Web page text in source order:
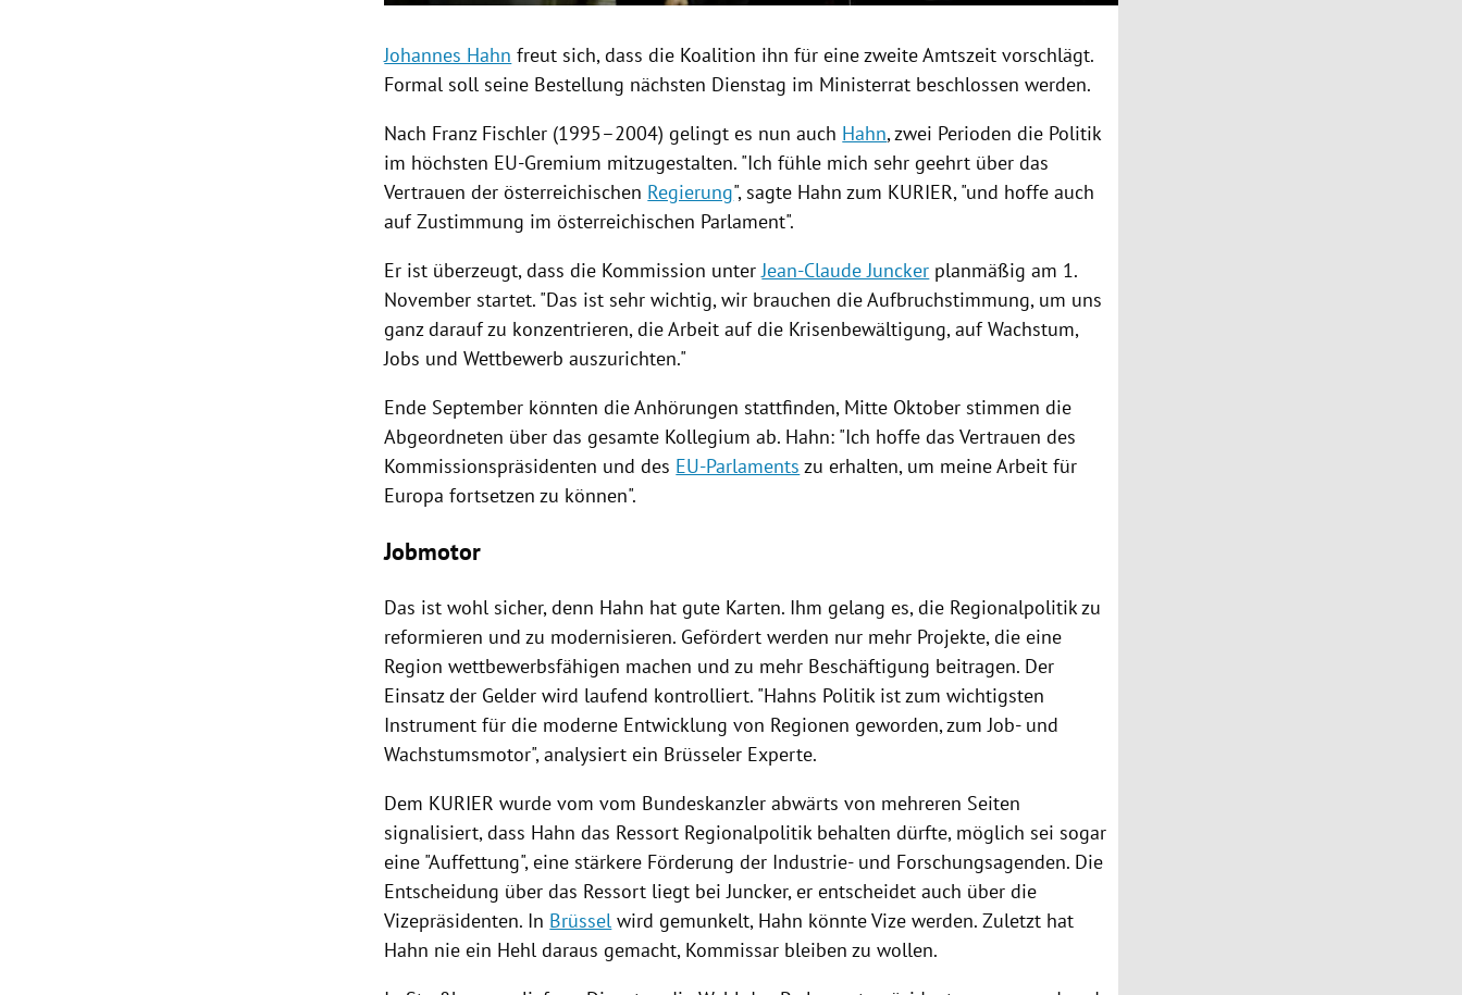
Johannes Hahn freut sich, dass die Koalition ihn für eine zweite Amtszeit vorschlägt.
Formal soll seine Bestellung nächsten Dienstag im Ministerrat beschlossen werden.
Nach Franz Fischler (1995–2004) gelingt es nun auch Hahn, zwei Perioden die Politik
im höchsten EU-Gremium mitzugestalten. "Ich fühle mich sehr geehrt über das
Vertrauen der österreichischen Regierung", sagte Hahn zum KURIER, "und hoffe auch
auf Zustimmung im österreichischen Parlament".
Er ist überzeugt, dass die Kommission unterJean-Claude Juncker planmäßig am 1.
November startet. "Das ist sehr wichtig, wir brauchen die Aufbruchstimmung, um uns
ganz darauf zu konzentrieren, die Arbeit auf die Krisenbewältigung, auf Wachstum,
Jobs und Wettbewerb auszurichten."
Ende September könnten die Anhörungen stattfinden, Mitte Oktober stimmen die
Abgeordneten über das gesamte Kollegium ab. Hahn: "Ich hoffe das Vertrauen des
Kommissionspräsidenten und des EU-Parlaments zu erhalten, um meine Arbeit für
Europa fortsetzen zu können".
Jobmotor
Das ist wohl sicher, denn Hahn hat gute Karten. Ihm gelang es, die Regionalpolitik zu
reformieren und zu modernisieren. Gefördert werden nur mehr Projekte, die eine
Region wettbewerbsfähigen machen und zu mehr Beschäftigung beitragen. Der
Einsatz der Gelder wird laufend kontrolliert. "Hahns Politik ist zum wichtigsten
Instrument für die moderne Entwicklung von Regionen geworden, zum Job- und
Wachstumsmotor", analysiert ein Brüsseler Experte.
Dem KURIER wurde vom vom Bundeskanzler abwärts von mehreren Seiten
signalisiert, dass Hahn das Ressort Regionalpolitik behalten dürfte, möglich sei sogar
eine "Auffettung", eine stärkere Förderung der Industrie- und Forschungsagenden. Die
Entscheidung über das Ressort liegt beiJuncker, er entscheidet auch über die
Vizepräsidenten. In Brüssel wird gemunkelt, Hahn könnte Vize werden. Zuletzt hat
Hahn nie ein Hehl daraus gemacht, Kommissar bleiben zu wollen.